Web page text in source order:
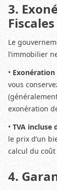
3.
Fiscales
Le
l’immobilier
•
vous
exonération
• TVA incluse
le prix d’un
calcul du
4.